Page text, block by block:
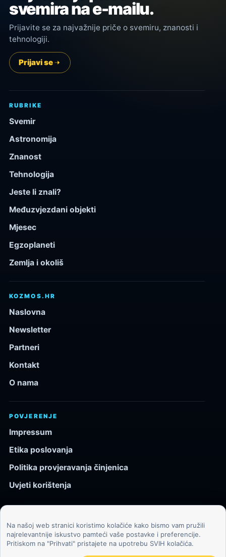
svemira na e-mailu.
Prijavite se za najvažnije priče o svemiru, znanosti i
tehnologiji.
Prijavi se
RUBRIKE
Svemir
Astronomija
Znanost
Tehnologija
Jeste li znali?
Međuzvjezdani objekti
Mjesec
Egzoplaneti
Zemlja i okoliš
KOZMOS.HR
Naslovna
Newsletter
Partneri
Kontakt
O nama
POVJERENJE
Impressum
Etika poslovanja
Politika provjeravanja činjenica
Uvjeti korištenja
© 2026 Kozmos.hr. Sva prava pridržana.
Svemir, znanost, tehnologija i velike ideje za znatiželjne
Na našoj web stranici koristimo kolačiće kako bismo vam pružili
najrelevantnije iskustvo pamteći vaše postavke i preferencije.
Pritiskom na "Prihvati" pristajete na upotrebu SVIH kolačića.